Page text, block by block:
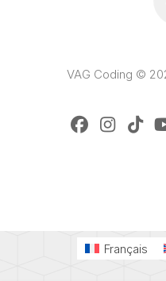
VAG Coding ©
Français